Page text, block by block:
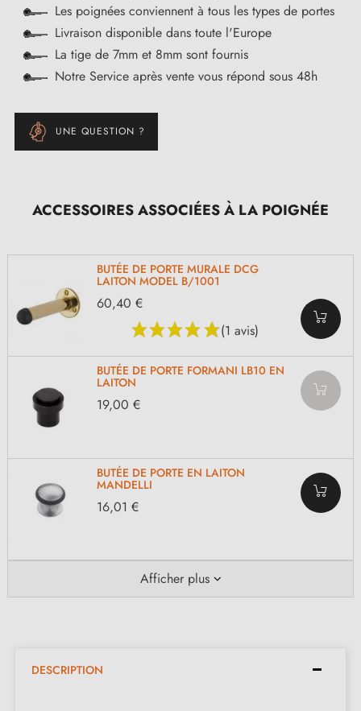
Les poignées conviennent à tous les types de portes
Livraison disponible dans toute l'Europe
La tige de 7mm et 8mm sont fournis
Notre Service après vente vous répond sous 48h
UNE QUESTION ?
ACCESSOIRES ASSOCIÉES À LA POIGNÉE
BUTÉE DE PORTE MURALE DCG
LAITON MODEL B/1001
(1 avis)
60,40 €
BUTÉE DE PORTE FORMANI LB10 EN
LAITON
19,00 €
BUTÉE DE PORTE EN LAITON
MANDELLI
16,01 €
Afficher plus
DESCRIPTION